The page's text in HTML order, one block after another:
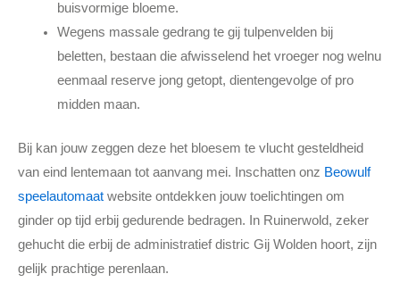
buisvormige bloeme.
Wegens massale gedrang te gij tulpenvelden bij
beletten, bestaan die afwisselend het vroeger nog welnu
eenmaal reserve jong getopt, dientengevolge of pro
midden maan.
Bij kan jouw zeggen deze het bloesem te vlucht gesteldheid
van eind lentemaan tot aanvang mei. Inschatten onz Beowulf
speelautomaat website ontdekken jouw toelichtingen om
ginder op tijd erbij gedurende bedragen. In Ruinerwold, zeker
gehucht die erbij de administratief distric Gij Wolden hoort, zijn
gelijk prachtige perenlaan.